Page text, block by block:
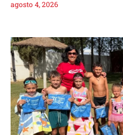
agosto 4, 2026